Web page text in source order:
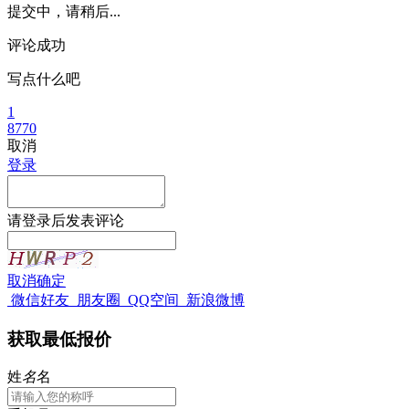
提交中，请稍后...
评论成功
写点什么吧
1
8770
取消
登录
请登录后发表评论
取消确定
微信好友 朋友圈 QQ空间 新浪微博
获取最低报价
姓名名